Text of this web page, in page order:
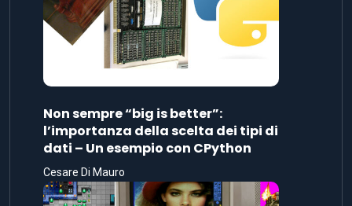
Non sempre “big is better”:
l’importanza della scelta dei tipi di
dati – Un esempio con CPython
Cesare Di Mauro